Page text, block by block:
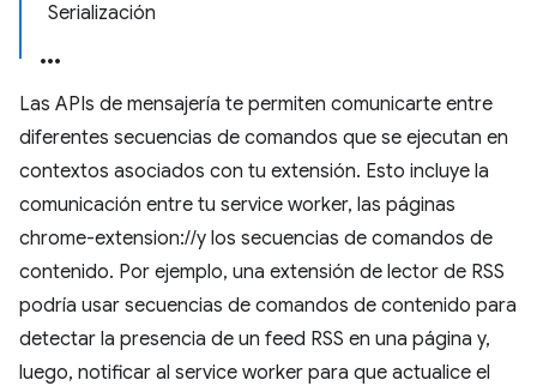
Serialización
Las APIs de mensajería te permiten comunicarte entre
diferentes secuencias de comandos que se ejecutan en
contextos asociados con tu extensión. Esto incluye la
comunicación entre tu service worker, las páginas
chrome-extension://y los secuencias de comandos de
contenido. Por ejemplo, una extensión de lector de RSS
podría usar secuencias de comandos de contenido para
detectar la presencia de un feed RSS en una página y,
luego, notificar al service worker para que actualice el